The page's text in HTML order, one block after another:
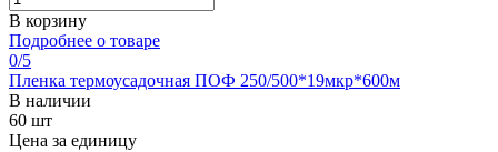
В корзину
Подробнее о товаре
0/5
Пленка термоусадочная ПОФ 250/500*19мкр*600м
В наличии
60 шт
Цена за единицу